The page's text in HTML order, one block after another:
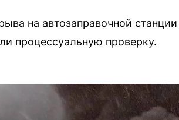
на автозаправочной
процессуальную проверку.